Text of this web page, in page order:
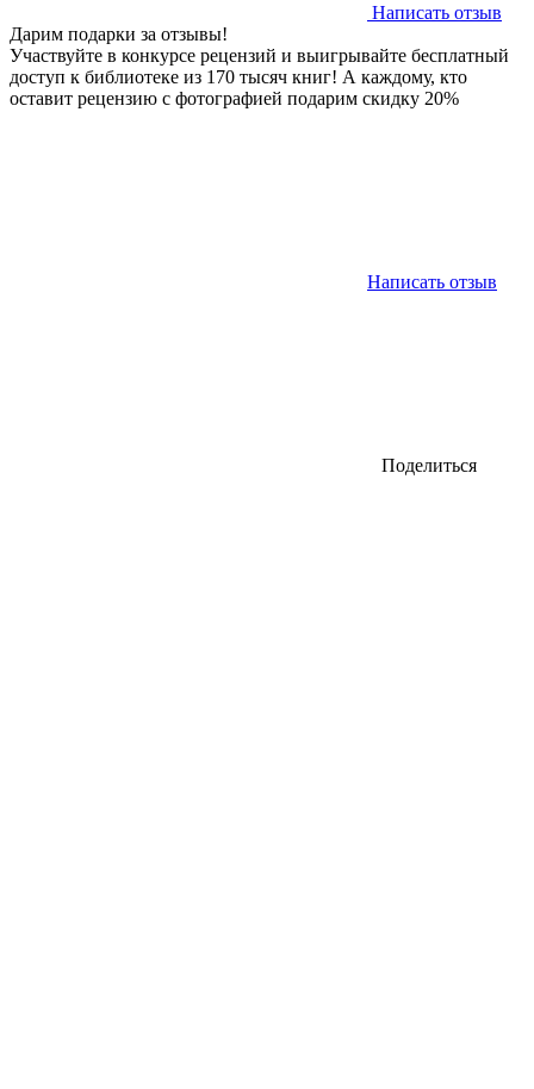
Написать отзыв
Дарим подарки за отзывы!
Участвуйте в конкурсе рецензий и выигрывайте бесплатный
доступ к библиотеке из 170 тысяч книг! А каждому, кто
оставит рецензию с фотографией подарим скидку 20%
Написать отзыв
Поделиться